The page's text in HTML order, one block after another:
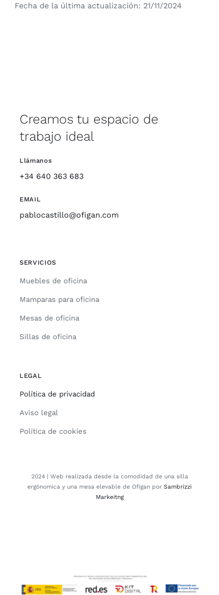
Fecha de la última actualización: 21/11/2024
Creamos tu espacio de
trabajo ideal
Llámanos
+34 640 363 683
EMAIL
pablocastillo@ofigan.com
SERVICIOS
Muebles de oficina
Mamparas para oficina
Mesas de oficina
Sillas de oficina
LEGAL
Política de privacidad
Aviso legal
Política de cookies
2024 | Web realizada desde la comodidad de una silla
ergónomica y una mesa elevable de Ofigan por Sambrizzi
Markeitng